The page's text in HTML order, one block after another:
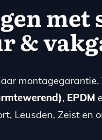
met
&
, EPDM
Leusden, Zeist en